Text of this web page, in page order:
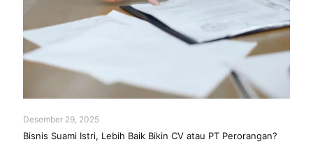
Desember 29, 2025
Bisnis Suami Istri, Lebih Baik Bikin CV atau PT Perorangan?